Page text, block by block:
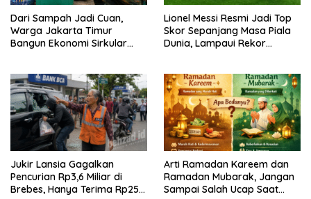
Dari Sampah Jadi Cuan,
Warga Jakarta Timur
Bangun Ekonomi Sirkular
Lionel Messi Resmi Jadi Top
Skor Sepanjang Masa Piala
Dunia, Lampaui Rekor
Jukir Lansia Gagalkan
Pencurian Rp3,6 Miliar di
Brebes, Hanya Terima Rp25
Arti Ramadan Kareem dan
Ramadan Mubarak, Jangan
Sampai Salah Ucap Saat